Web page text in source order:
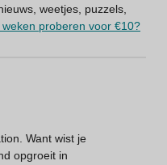
weetjes, puzzels,
weken proberen voor €10?
Want wist je
opgroeit in